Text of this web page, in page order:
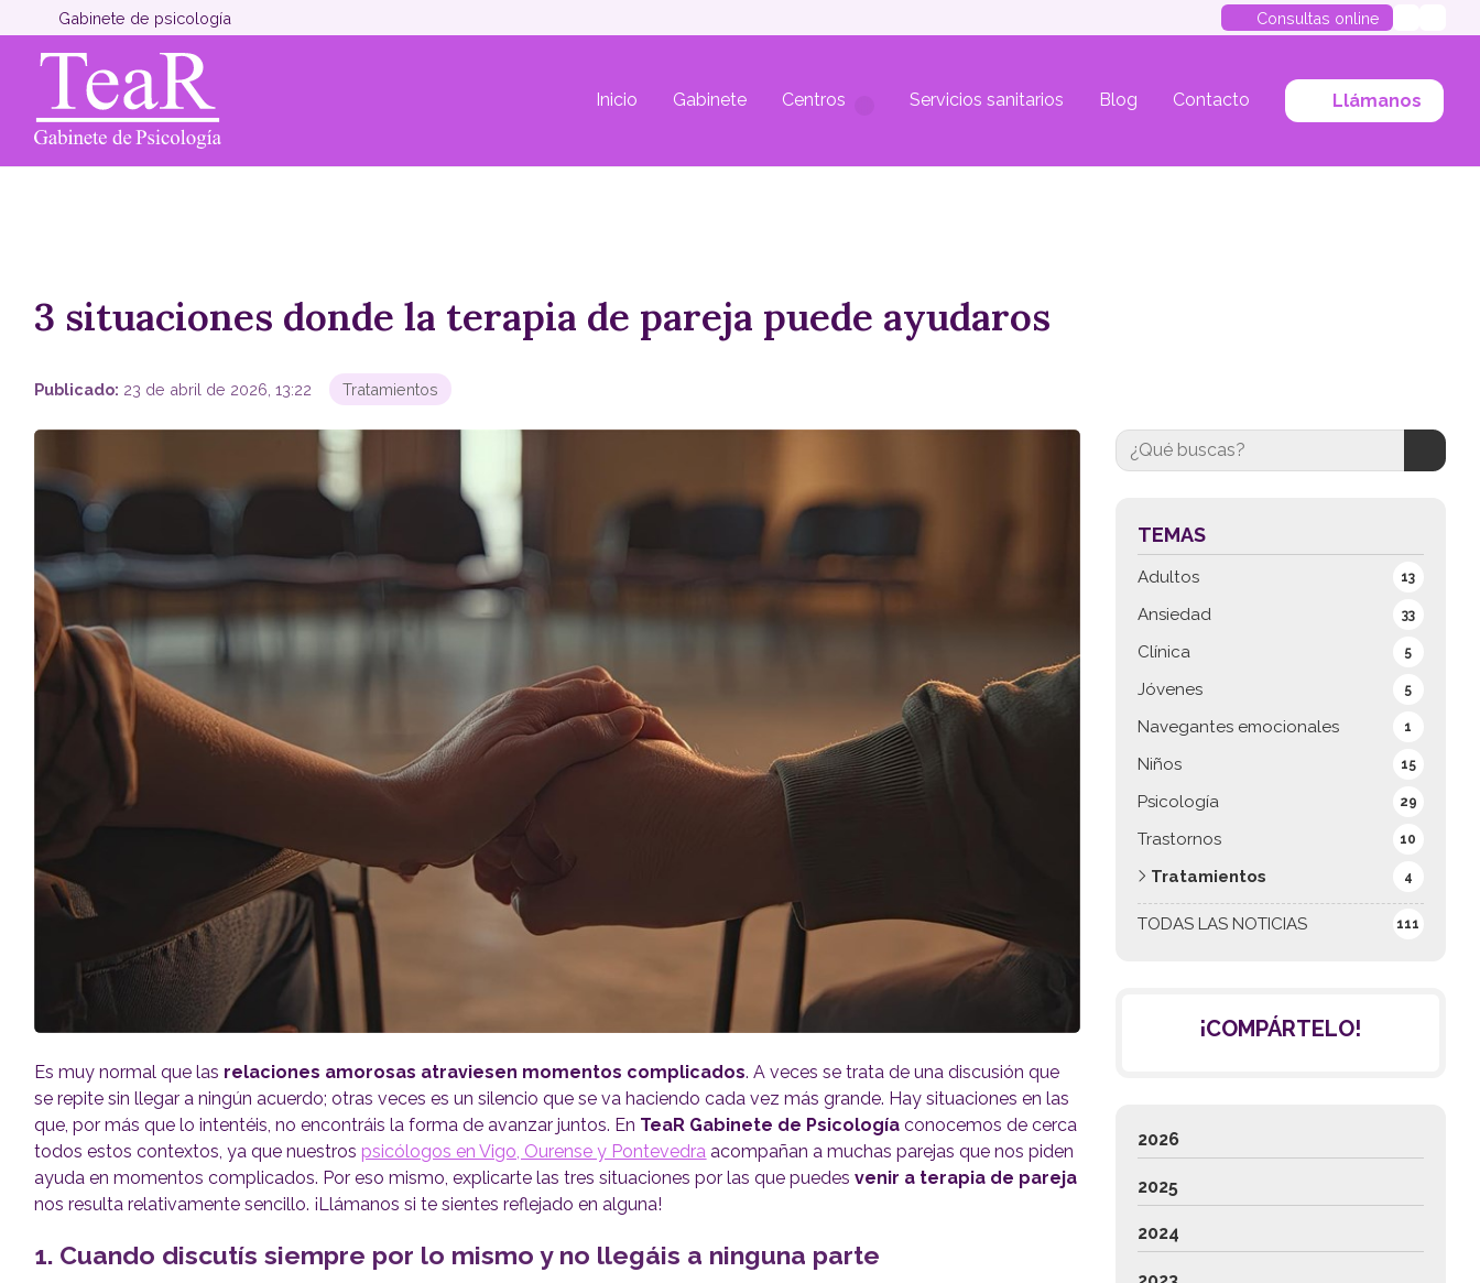
Gabinete de psicología Consultas online
Inicio Gabinete Centros Servicios sanitarios Blog Contacto Llámanos
3 situaciones donde la terapia de pareja puede ayudaros
Publicado: 23 de abril de 2026, 13:22 Tratamientos
TEMAS
TODAS LAS NOTICIAS 111
Adultos 13
Ansiedad 33
Clínica 5
Jóvenes 5
Navegantes emocionales 1
Niños 15
Psicología 29
Trastornos 10
Tratamientos 4
Es muy normal que las relaciones amorosas atraviesen momentos complicados. A veces se trata de una discusión que
se repite sin llegar a ningún acuerdo; otras veces es un silencio que se va haciendo cada vez más grande. Hay situaciones en las
que, por más que lo intentéis, no encontráis la forma de avanzar juntos. En TeaR Gabinete de Psicología conocemos de cerca
todos estos contextos, ya que nuestrospsicólogos en Vigo, Ourense y Pontevedra acompañan a muchas parejas que nos piden
ayuda en momentos complicados. Por eso mismo, explicarte las tres situaciones por las que puedesvenir a terapia de pareja
nos resulta relativamente sencillo. ¡Llámanos si te sientes reflejado en alguna!
1. Cuando discutís siempre por lo mismo y no llegáis a ninguna parte
¡COMPÁRTELO!
2026
2025
2024